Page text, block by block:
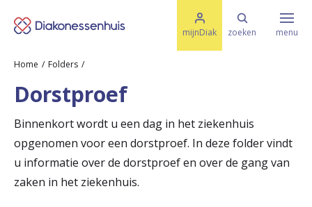
mijnDiak zoeken
M
e
e
n
menu
Ziektes & Aandoeningen
Uw bezoek
Home Folders
Dorstproef
Binnenkort wordt u een dag in het ziekenhuis
opgenomen voor een dorstproef. In deze folder vindt
u informatie over de dorstproef en over de gang van
zaken in het ziekenhuis.